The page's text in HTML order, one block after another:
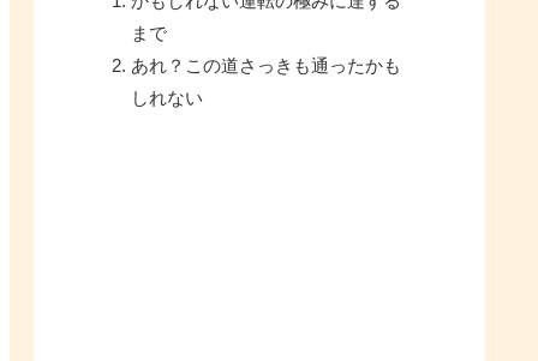
まで
あれ？この道さっきも通ったかも
しれない